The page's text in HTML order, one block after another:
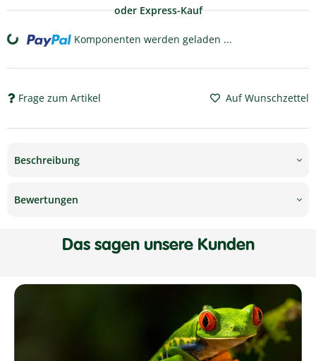
oder Express-Kauf
Komponenten werden geladen ...
Frage zum Artikel Auf Wunschzettel
Beschreibung
Bewertungen
Das sagen unsere Kunden